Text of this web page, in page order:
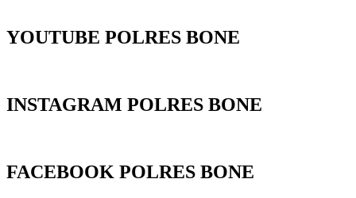
YOUTUBE POLRES BONE
INSTAGRAM POLRES BONE
FACEBOOK POLRES BONE